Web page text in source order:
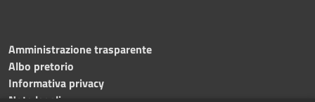
Amministrazione trasparente
Albo pretorio
Informativa privacy